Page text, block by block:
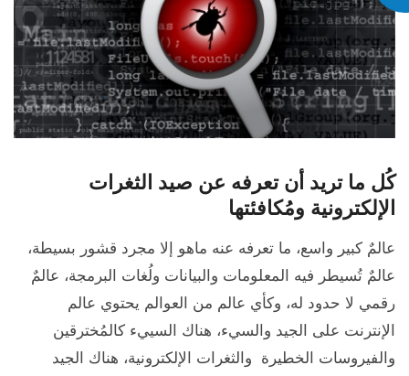
كُل ما تريد أن تعرفه عن صيد الثغرات
الإلكترونية ومُكافئتها
عالمٌ كبير واسع، ما تعرفه عنه ماهو إلا مجرد قشور بسيطة،
عالمٌ تُسيطر فيه المعلومات والبيانات ولُغات البرمجة، عالمٌ
رقمي لا حدود له، وكأي عالم من العوالم يحتوي عالم
الإنترنت على الجيد والسيء، هناك السييء كالمُخترقين
والفيروسات الخطيرة والثغرات الإلكترونية، هناك الجيد